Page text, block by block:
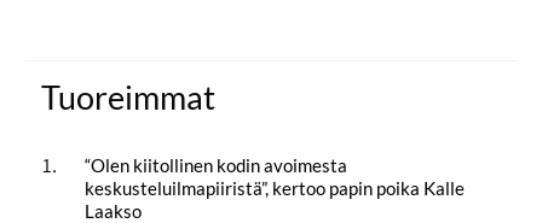
Tuoreimmat
“Olen kiitollinen kodin avoimesta
keskusteluilmapiiristä”, kertoo papin poika Kalle
Laakso